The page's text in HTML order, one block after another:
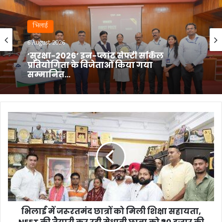
भिलाई
6 August 2026
बीएमडीसी, सेक्टर-7 में ‘मिशन लक्ष्मी’ के तहत
स्वास्थ्य परीक्षण शिविर का आयोजन…
में
जरूरतमंद
छात्रों
को
मिली
शिक्षा
सहायता,
NEET
भिलाई में जरूरतमंद छात्रों को मिली शिक्षा सहायता,